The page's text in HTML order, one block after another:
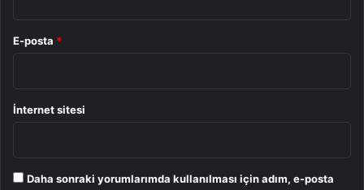
E-posta *
İnternet sitesi
Daha sonraki yorumlarımda kullanılması için adım, e-posta